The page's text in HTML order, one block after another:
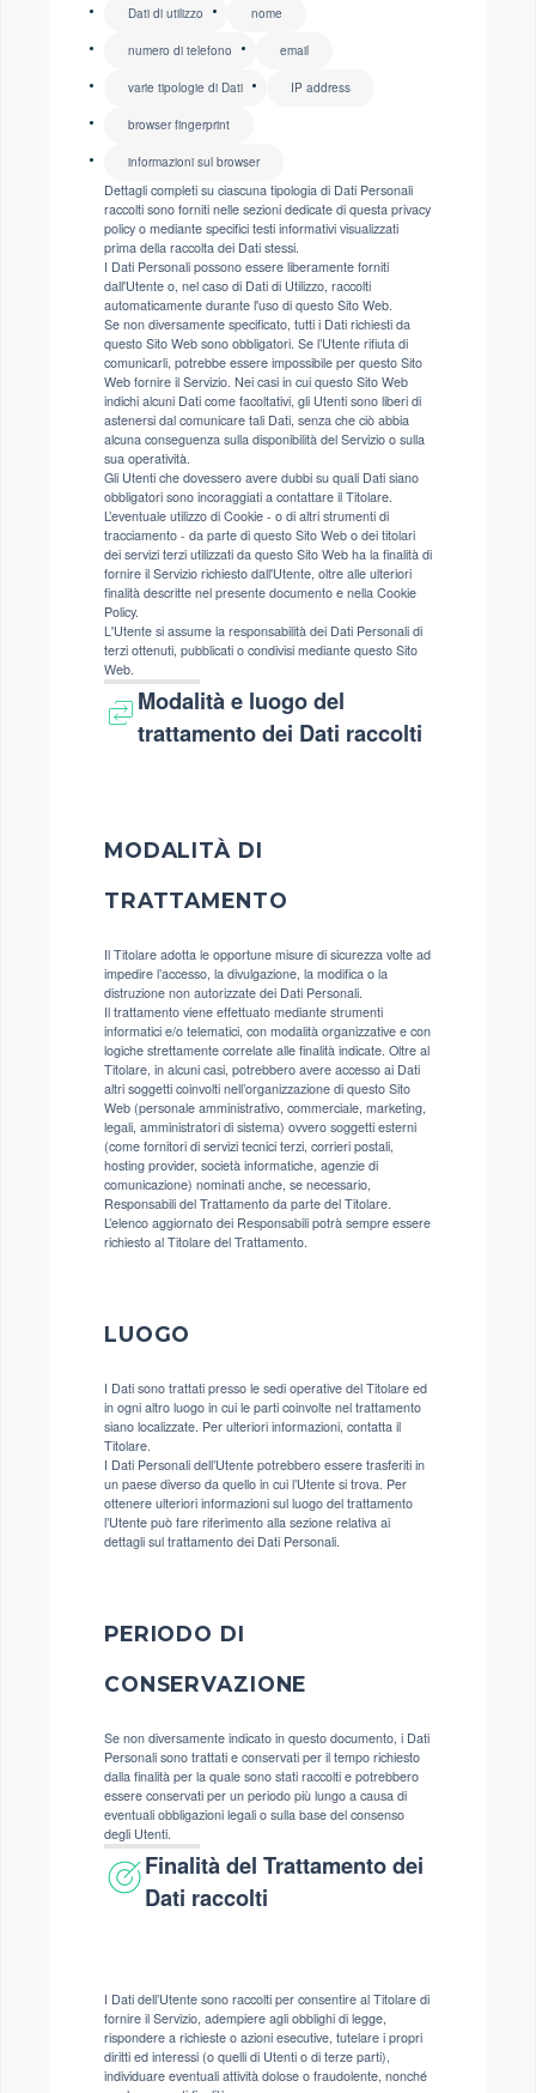
Dati di utilizzo nome
numero di telefono email
varie tipologie di Dati IP address
browser fingerprint
informazioni sul browser
Dettagli completi su ciascuna tipologia di Dati Personali
raccolti sono forniti nelle sezioni dedicate di questa privacy
policy o mediante specifici testi informativi visualizzati
prima della raccolta dei Dati stessi.
I Dati Personali possono essere liberamente forniti
dall'Utente o, nel caso di Dati di Utilizzo, raccolti
automaticamente durante l'uso di questo Sito Web.
Se non diversamente specificato, tutti i Dati richiesti da
questo Sito Web sono obbligatori. Se l’Utente rifiuta di
comunicarli, potrebbe essere impossibile per questo Sito
Web fornire il Servizio. Nei casi in cui questo Sito Web
indichi alcuni Dati come facoltativi, gli Utenti sono liberi di
astenersi dal comunicare tali Dati, senza che ciò abbia
alcuna conseguenza sulla disponibilità del Servizio o sulla
sua operatività.
Gli Utenti che dovessero avere dubbi su quali Dati siano
obbligatori sono incoraggiati a contattare il Titolare.
L’eventuale utilizzo di Cookie - o di altri strumenti di
tracciamento - da parte di questo Sito Web o dei titolari
dei servizi terzi utilizzati da questo Sito Web ha la finalità di
fornire il Servizio richiesto dall'Utente, oltre alle ulteriori
finalità descritte nel presente documento e nella Cookie
Policy.
L'Utente si assume la responsabilità dei Dati Personali di
terzi ottenuti, pubblicati o condivisi mediante questo Sito
Web.
Modalità e luogo del
trattamento dei Dati raccolti
MODALITÀ DI
TRATTAMENTO
Il Titolare adotta le opportune misure di sicurezza volte ad
impedire l’accesso, la divulgazione, la modifica o la
distruzione non autorizzate dei Dati Personali.
Il trattamento viene effettuato mediante strumenti
informatici e/o telematici, con modalità organizzative e con
logiche strettamente correlate alle finalità indicate. Oltre al
Titolare, in alcuni casi, potrebbero avere accesso ai Dati
altri soggetti coinvolti nell’organizzazione di questo Sito
Web (personale amministrativo, commerciale, marketing,
legali, amministratori di sistema) ovvero soggetti esterni
(come fornitori di servizi tecnici terzi, corrieri postali,
hosting provider, società informatiche, agenzie di
comunicazione) nominati anche, se necessario,
Responsabili del Trattamento da parte del Titolare.
L’elenco aggiornato dei Responsabili potrà sempre essere
richiesto al Titolare del Trattamento.
LUOGO
I Dati sono trattati presso le sedi operative del Titolare ed
in ogni altro luogo in cui le parti coinvolte nel trattamento
siano localizzate. Per ulteriori informazioni, contatta il
Titolare.
I Dati Personali dell’Utente potrebbero essere trasferiti in
un paese diverso da quello in cui l’Utente si trova. Per
ottenere ulteriori informazioni sul luogo del trattamento
l’Utente può fare riferimento alla sezione relativa ai
dettagli sul trattamento dei Dati Personali.
PERIODO DI
CONSERVAZIONE
Se non diversamente indicato in questo documento, i Dati
Personali sono trattati e conservati per il tempo richiesto
dalla finalità per la quale sono stati raccolti e potrebbero
essere conservati per un periodo più lungo a causa di
eventuali obbligazioni legali o sulla base del consenso
degli Utenti.
Finalità del Trattamento dei
Dati raccolti
I Dati dell’Utente sono raccolti per consentire al Titolare di
fornire il Servizio, adempiere agli obblighi di legge,
rispondere a richieste o azioni esecutive, tutelare i propri
diritti ed interessi (o quelli di Utenti o di terze parti),
individuare eventuali attività dolose o fraudolente, nonché